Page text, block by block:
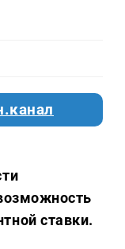
ставки.